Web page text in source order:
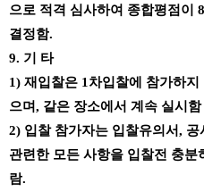
으로 적격 심사하여 종합평점이
결정함.
9. 기 타
1) 재입찰은 1 차입찰에 참가하
으며, 같은 장소에서 계속 실시함
2) 입찰 참가자는 입찰유의서, 공
관련한 모든 사항을 입찰전 충
람.